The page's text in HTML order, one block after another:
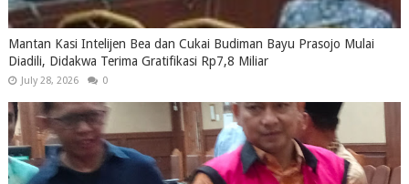
Mantan Kasi Intelijen Bea dan Cukai Budiman Bayu Prasojo Mulai
Diadili, Didakwa Terima Gratifikasi Rp7,8 Miliar
July 28, 2026 0